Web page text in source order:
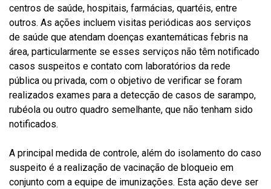
centros de saúde, hospitais, farmácias, quartéis, entre
outros. As ações incluem visitas periódicas aos serviços
de saúde que atendam doenças exantemáticas febris na
área, particularmente se esses serviços não têm notificado
casos suspeitos e contato com laboratórios da rede
pública ou privada, com o objetivo de verificar se foram
realizados exames para a detecção de casos de sarampo,
rubéola ou outro quadro semelhante, que não tenham sido
notificados.
A principal medida de controle, além do isolamento do caso
suspeito é a realização de vacinação de bloqueio em
conjunto com a equipe de imunizações. Esta ação deve ser